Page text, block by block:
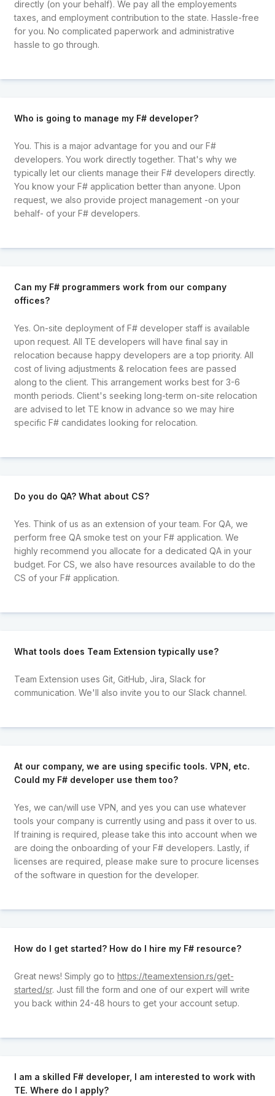
directly (on your behalf). We pay all the employements
taxes, and employment contribution to the state. Hassle-free
for you. No complicated paperwork and administrative
hassle to go through.
Who is going to manage my F# developer?
You. This is a major advantage for you and our F#
developers. You work directly together. That's why we
typically let our clients manage their F# developers directly.
You know your F# application better than anyone. Upon
request, we also provide project management -on your
behalf- of your F# developers.
Can my F# programmers work from our company
offices?
Yes. On-site deployment of F# developer staff is available
upon request. All TE developers will have final say in
relocation because happy developers are a top priority. All
cost of living adjustments & relocation fees are passed
along to the client. This arrangement works best for 3-6
month periods. Client's seeking long-term on-site relocation
are advised to let TE know in advance so we may hire
specific F# candidates looking for relocation.
Do you do QA? What about CS?
Yes. Think of us as an extension of your team. For QA, we
perform free QA smoke test on your F# application. We
highly recommend you allocate for a dedicated QA in your
budget. For CS, we also have resources available to do the
CS of your F# application.
What tools does Team Extension typically use?
Team Extension uses Git, GitHub, Jira, Slack for
communication. We'll also invite you to our Slack channel.
At our company, we are using specific tools. VPN, etc.
Could my F# developer use them too?
Yes, we can/will use VPN, and yes you can use whatever
tools your company is currently using and pass it over to us.
If training is required, please take this into account when we
are doing the onboarding of your F# developers. Lastly, if
licenses are required, please make sure to procure licenses
of the software in question for the developer.
How do I get started? How do I hire my F# resource?
Great news! Simply go to https://teamextension.rs/get-
started/sr. Just fill the form and one of our expert will write
you back within 24-48 hours to get your account setup.
I am a skilled F# developer, I am interested to work with
TE. Where do I apply?